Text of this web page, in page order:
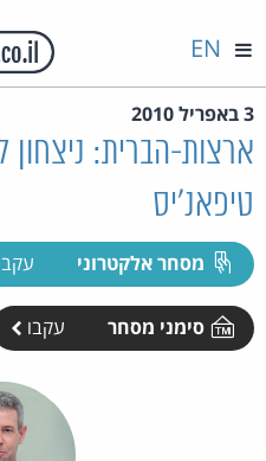
EN
3 באפריל 2010
ארצות-הברית: ניצחון
טיפאנ'יס
מסחר אלקטרוני
סימני מסחר עקבו